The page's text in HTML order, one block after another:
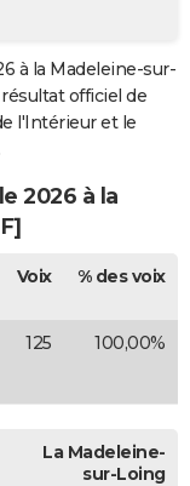
à la Madeleine-sur-
officiel de
l'Intérieur et le
2026 à la
Voix % des voix
125 100,00%
La Madeleine-
sur-Loing